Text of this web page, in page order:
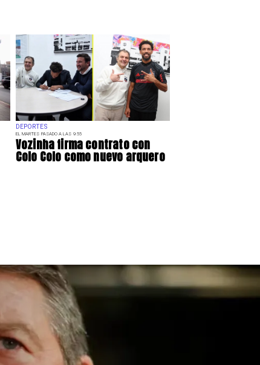
DEPORTES
EL MARTES PASADO A LAS 9:55
Vozinha firma contrato con
Colo Colo como nuevo arquero